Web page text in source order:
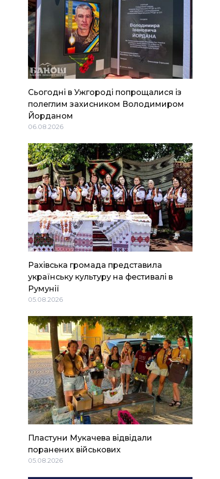
Сьогодні в Ужгороді попрощалися із
полеглим захисником Володимиром
Йорданом
06.08.2026
Рахівська громада представила
українську культуру на фестивалі в
Румунії
05.08.2026
Пластуни Мукачева відвідали
поранених військових
05.08.2026